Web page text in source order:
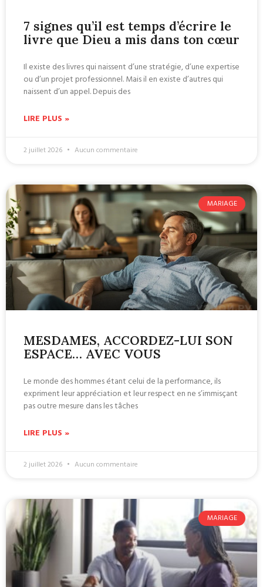
7 signes qu’il est temps d’écrire le
livre que Dieu a mis dans ton cœur
Il existe des livres qui naissent d’une stratégie, d’une expertise
ou d’un projet professionnel. Mais il en existe d’autres qui
naissent d’un appel. Depuis des
LIRE PLUS »
2 juillet 2026 Aucun commentaire
MARIAGE
MESDAMES, ACCORDEZ-LUI SON
ESPACE… AVEC VOUS
Le monde des hommes étant celui de la performance, ils
expriment leur appréciation et leur respect en ne s’immisçant
pas outre mesure dans les tâches
LIRE PLUS »
2 juillet 2026 Aucun commentaire
MARIAGE